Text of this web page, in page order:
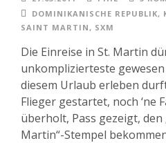
DOMINIKANISCHE REPUBLIK,
SAINT MARTIN, SXM
Die Einreise in St. Martin
unkomplizierteste
diesem Urlaub erleben
Flieger gestartet, noch ‘ne
überholt, Pass gezeigt, den
Martin“-Stempel